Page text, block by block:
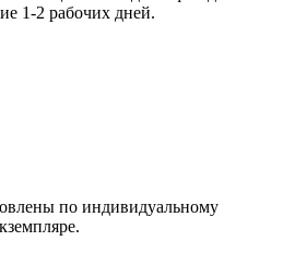
1-2 рабочих дней.
по индивидуальному